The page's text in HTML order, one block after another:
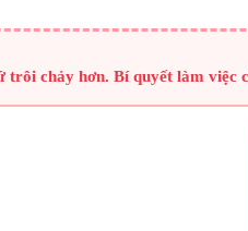
chảy hơn. Bí quyết làm